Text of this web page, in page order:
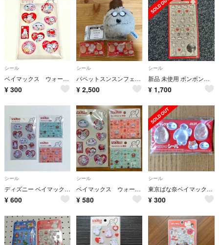
シール
ベイマックス ウォーター シール ステッカー 立体 ディズニー Disney
¥ 300
シール
パペットスンスンフェイスぬいぐるみのゾンゾン、ベイマックスボンドロシール
¥ 2,500
シール
新品 未使用 ボンボンドロップシール ベイマックス ディズニー
¥ 1,700
シール
ディズニー ベイマックス シール 計3点セット
¥ 600
シール
ベイマックス ウォーターシール ブロックデコシール タイルシール ディズニー
¥ 580
シール
東京ばな奈ベイマックスぷくぷくシール
¥ 300